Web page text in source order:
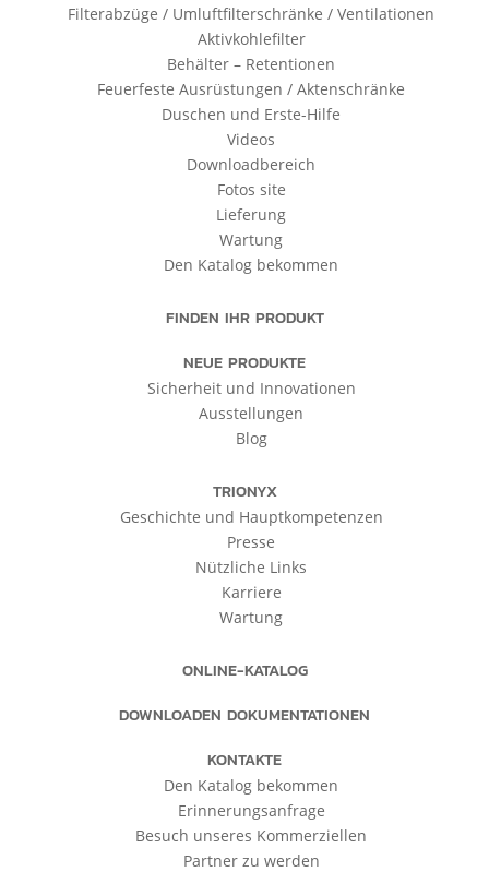
Filterabzüge / Umluftfilterschränke / Ventilationen
Aktivkohlefilter
Behälter – Retentionen
Feuerfeste Ausrüstungen / Aktenschränke
Duschen und Erste-Hilfe
Videos
Downloadbereich
Fotos site
Lieferung
Wartung
Den Katalog bekommen
FINDEN IHR PRODUKT
NEUE PRODUKTE
Sicherheit und Innovationen
Ausstellungen
Blog
TRIONYX
Geschichte und Hauptkompetenzen
Presse
Nützliche Links
Karriere
Wartung
ONLINE-KATALOG
DOWNLOADEN DOKUMENTATIONEN
KONTAKTE
Den Katalog bekommen
Erinnerungsanfrage
Besuch unseres Kommerziellen
Partner zu werden